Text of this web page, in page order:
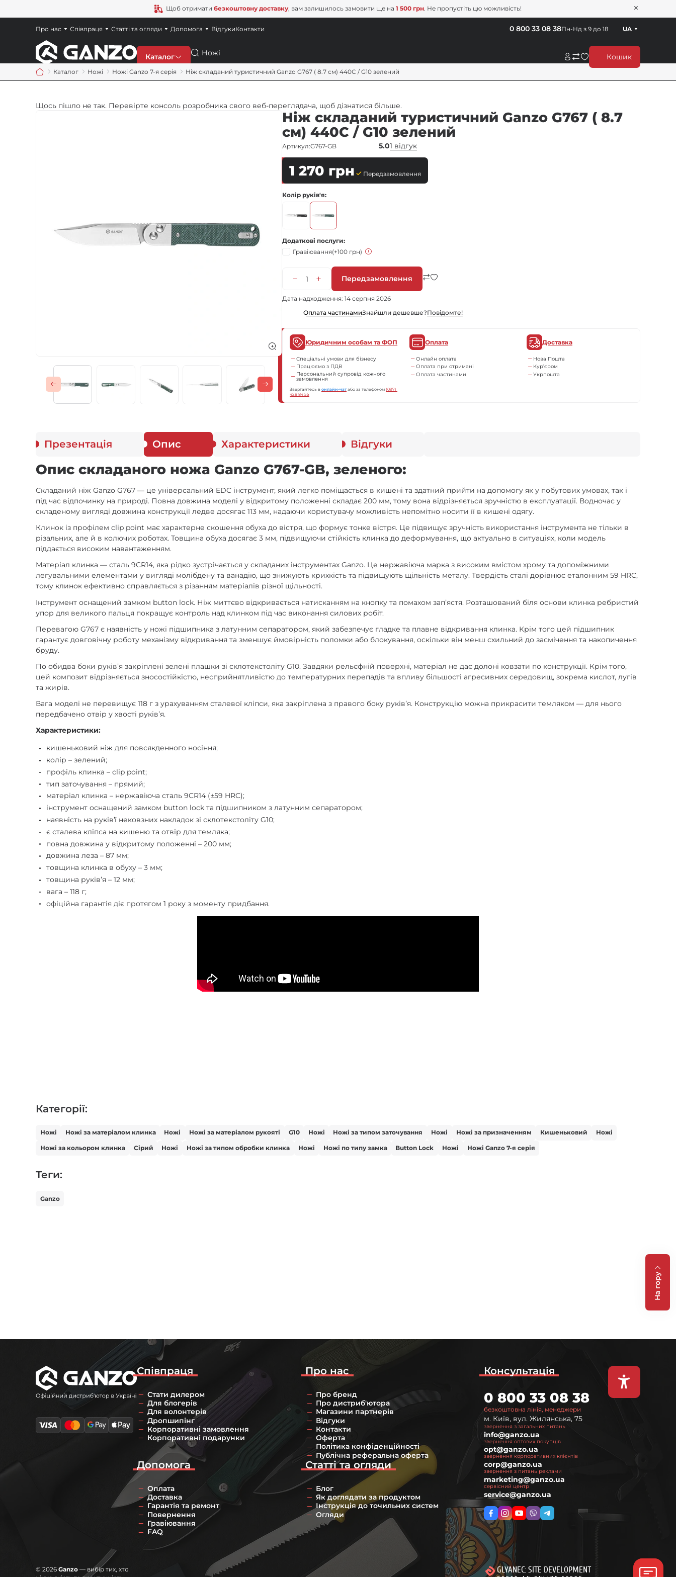
Щоб отримати безкоштовну доставку, вам залишилось замовити ще на 1 500 грн. Не пропустіть цю можливість!
Каталог
Газові пальники
Пошук Кошик
Пн-Нд з 9 до 18
0 800 33 08 38 UA
Про нас Співпраця Статті та огляди Допомога ВідгукиКонтакти
Каталог Ножі Ножі Ganzo 7-я серія Ніж складаний туристичний Ganzo G767 ( 8.7 см) 440С / G10 зелений
Щось пішло не так. Перевірте консоль розробника свого веб-переглядача, щоб дізнатися більше.
Ніж складаний туристичний Ganzo G767 ( 8.7
см) 440С / G10 зелений
Артикул:G767-GB 5.01 відгук
1 270 грн Передзамовлення
Колір руків'я
Додаткові послуги
Гравіювання(+100 грн)
Передзамовлення
Дата надходження: 14 серпня 2026
Оплата частинамиЗнайшли дешевше?Повiдомте!
Юридичним особам та ФОП
Спеціальні умови для бізнесу
Працюємо з ПДВ
Персональний супровід кожного
замовлення
Звертайтесь вонлайн-чат або за телефоном(097)
428 84 55
Оплата
Онлайн оплата
Оплата при отримані
Оплата частинами
Доставка
Нова Пошта
Кур’єром
Укрпошта
Презентація Опис Характеристики Відгуки
Опис складаного ножа Ganzo G767-GB, зеленого:
Складаний ніж Ganzo G767 — це універсальний EDC інструмент, який легко поміщається в кишені та здатний прийти на допомогу як у побутових умовах, так і
під час відпочинку на природі. Повна довжина моделі у відкритому положенні складає 200 мм, тому вона відрізняється зручністю в експлуатації. Водночас у
складеному вигляді довжина конструкції ледве досягає 113 мм, надаючи користувачу можливість непомітно носити її в кишені одягу.
Клинок із профілем clip point має характерне скошення обуха до вістря, що формує тонке вістря. Це підвищує зручність використання інструмента не тільки в
різальних, але й в колючих роботах. Товщина обуха досягає 3 мм, підвищуючи стійкість клинка до деформування, що актуально в ситуаціях, коли модель
піддається високим навантаженням.
Матеріал клинка — сталь 9CR14, яка рідко зустрічається у складаних інструментах Ganzo. Це нержавіюча марка з високим вмістом хрому та допоміжними
легувальними елементами у вигляді молібдену та ванадію, що знижують крихкість та підвищують щільність металу. Твердість сталі дорівнює еталонним 59 HRC,
тому клинок ефективно справляється з різанням матеріалів різної щільності.
Інструмент оснащений замком button lock. Ніж миттєво відкривається натисканням на кнопку та помахом запʼястя. Розташований біля основи клинка ребристий
упор для великого пальця покращує контроль над клинком під час виконання силових робіт.
Перевагою G767 є наявність у ножі підшипника з латунним сепаратором, який забезпечує гладке та плавне відкривання клинка. Крім того цей підшипник
гарантує довговічну роботу механізму відкривання та зменшує ймовірність поломки або блокування, оскільки він менш схильний до засмічення та накопичення
бруду.
По обидва боки руківʼя закріплені зелені плашки зі склотекстоліту G10. Завдяки рельєфній поверхні, матеріал не дає долоні ковзати по конструкції. Крім того,
цей композит відрізняється зносостійкістю, несприйнятливістю до температурних перепадів та впливу більшості агресивних середовищ, зокрема кислот, лугів
та жирів.
Вага моделі не перевищує 118 г з урахуванням сталевої кліпси, яка закріплена з правого боку руківʼя. Конструкцію можна прикрасити темляком — для нього
передбачено отвір у хвості руківʼя.
Характеристики:
кишеньковий ніж для повсякденного носіння;
колір – зелений;
профіль клинка – clip point;
тип заточування – прямий;
матеріал клинка – нержавіюча сталь 9CR14 (±59 HRC);
інструмент оснащений замком button lock та підшипником з латунним сепаратором;
наявність на руківʼї нековзних накладок зі склотекстоліту G10;
є сталева кліпса на кишеню та отвір для темляка;
повна довжина у відкритому положенні – 200 мм;
довжина леза – 87 мм;
товщина клинка в обуху – 3 мм;
товщина руківʼя – 12 мм;
вага – 118 г;
офіційна гарантія діє протягом 1 року з моменту придбання.
Категорії:
Ножі Ножі за матеріалом клинка Ножі Ножі за матеріалом рукояті G10 Ножі Ножі за типом заточування Ножі Ножі за призначенням Кишеньковий Ножі
Ножі за кольором клинка Сірий Ножі Ножі за типом обробки клинка Ножі Ножі по типу замка Button Lock Ножі Ножі Ganzo 7-я серія
Теги:
Ganzo
На гору
Про нас
Про бренд
Про дистриб'ютора
Магазини партнерів
Відгуки
Контакти
Оферта
Політика конфіденційності
Публічна реферальна оферта
Співпраця
Стати дилером
Для блогерів
Для волонтерів
Дропшипінг
Корпоративні замовлення
Корпоративні подарунки
Статті та огляди
Блог
Як доглядати за продуктом
Інструкція до точильних систем
Огляди
Допомога
Оплата
Доставка
Гарантія та ремонт
Повернення
Гравіювання
FAQ
Консультація
безкоштовна лінія, менеджери
0 800 33 08 38
м. Київ, вул. Жилянська, 75
звернення з загальних питань
info@ganzo.ua
звернення оптових покупців
opt@ganzo.ua
звернення корпоративних клієнтів
corp@ganzo.ua
звернення з питань реклами
marketing@ganzo.ua
сервісний центр
service@ganzo.ua
© 2026Ganzo — вибір тих, хто
GLYANEC: SITE DEVELOPMENT